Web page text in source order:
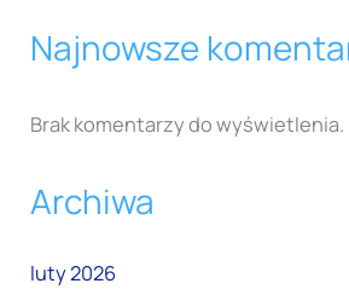
Najnowsze
Brak komentarzy do wyświetlenia.
Archiwa
luty 2026